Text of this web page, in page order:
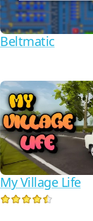
Beltmatic
My Village Life